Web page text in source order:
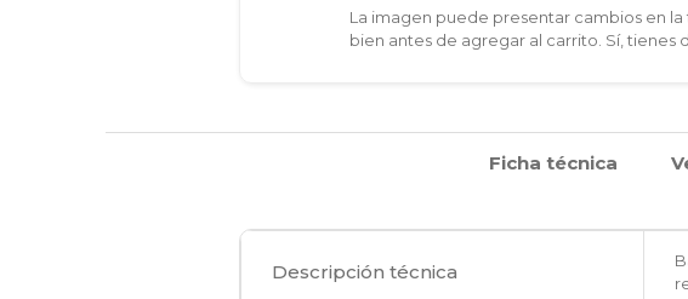
La imagen puede presentar cambios en
bien antes de agregar al carrito. Sí, tienes
Ficha técnica
Descripción técnica